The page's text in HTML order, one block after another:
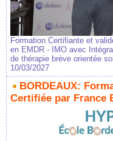
Formation Certifiante et
en EMDR - IMO avec
de thérapie brève orientée
10/03/2027
BORDEAUX:
Certifiée par France